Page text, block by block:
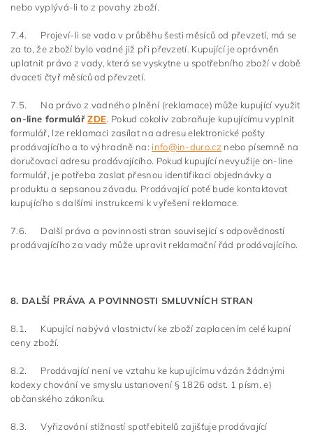
nebo vyplývá-li to z povahy zboží.
7.4. Projeví-li se vada v průběhu šesti měsíců od převzetí, má se
za to, že zboží bylo vadné již při převzetí. Kupující je oprávněn
uplatnit právo z vady, která se vyskytne u spotřebního zboží v době
dvaceti čtyř měsíců od převzetí.
7.5. Na právo z vadného plnění (reklamace) může kupující využit
on-line formulářZDE . Pokud cokoliv zabraňuje kupujícímu vyplnit
formulář, lze reklamaci zasílat na adresu elektronické pošty
prodávajícího a to výhradně na: info@in-duro.cz nebo písemně na
doručovací adresu prodávajícího. Pokud kupující nevyužije on-line
formulář, je potřeba zaslat přesnou identifikaci objednávky a
produktu a sepsanou závadu. Prodávající poté bude kontaktovat
kupujícího s dalšími instrukcemi k vyřešení reklamace.
7.6. Další práva a povinnosti stran související s odpovědností
prodávajícího za vady může upravit reklamační řád prodávajícího.
8. DALŠÍ PRÁVA A POVINNOSTI SMLUVNÍCH STRAN
8.1. Kupující nabývá vlastnictví ke zboží zaplacením celé kupní
ceny zboží.
8.2. Prodávající není ve vztahu ke kupujícímu vázán žádnými
kodexy chování ve smyslu ustanovení § 1826 odst. 1 písm. e)
občanského zákoníku.
8.3. Vyřizování stížností spotřebitelů zajišťuje prodávající